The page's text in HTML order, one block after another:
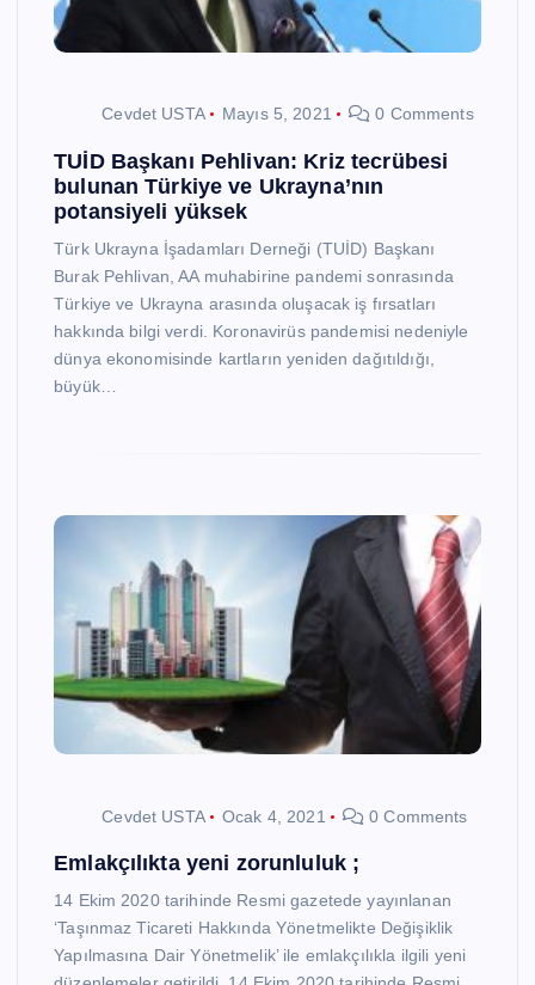
Cevdet USTA Mayıs 5, 2021 0 Comments
TUİD Başkanı Pehlivan: Kriz tecrübesi
bulunan Türkiye ve Ukrayna’nın
potansiyeli yüksek
Türk Ukrayna İşadamları Derneği (TUİD) Başkanı
Burak Pehlivan, AA muhabirine pandemi sonrasında
Türkiye ve Ukrayna arasında oluşacak iş fırsatları
hakkında bilgi verdi. Koronavirüs pandemisi nedeniyle
dünya ekonomisinde kartların yeniden dağıtıldığı,
büyük…
Cevdet USTA Ocak 4, 2021 0 Comments
Emlakçılıkta yeni zorunluluk ;
14 Ekim 2020 tarihinde Resmi gazetede yayınlanan
‘Taşınmaz Ticareti Hakkında Yönetmelikte Değişiklik
Yapılmasına Dair Yönetmelik’ ile emlakçılıkla ilgili yeni